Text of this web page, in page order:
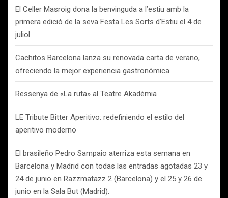
El Celler Masroig dona la benvinguda a l’estiu amb la
primera edició de la seva Festa Les Sorts d’Estiu el 4 de
juliol
Cachitos Barcelona lanza su renovada carta de verano,
ofreciendo la mejor experiencia gastronómica
Ressenya de «La ruta» al Teatre Akadèmia
LE Tribute Bitter Aperitivo: redefiniendo el estilo del
aperitivo moderno
El brasileño Pedro Sampaio aterriza esta semana en
Barcelona y Madrid con todas las entradas agotadas 23 y
24 de junio en Razzmatazz 2 (Barcelona) y el 25 y 26 de
junio en la Sala But (Madrid).